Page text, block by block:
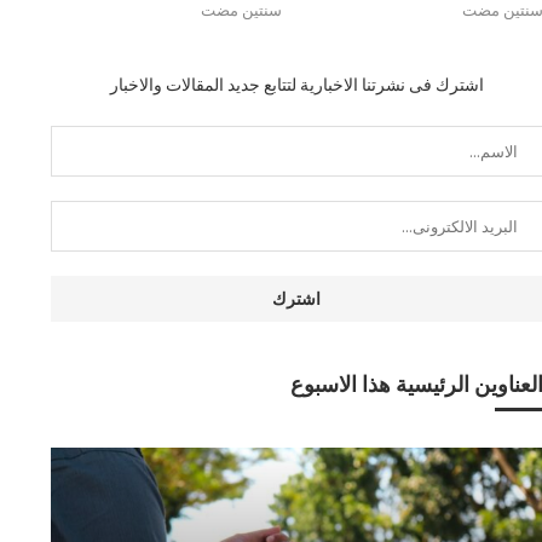
سنتين مضت سنتين مضت
اشترك فى نشرتنا الاخبارية لتتابع جديد المقالات والاخبار
العناوين الرئيسية هذا الاسبوع